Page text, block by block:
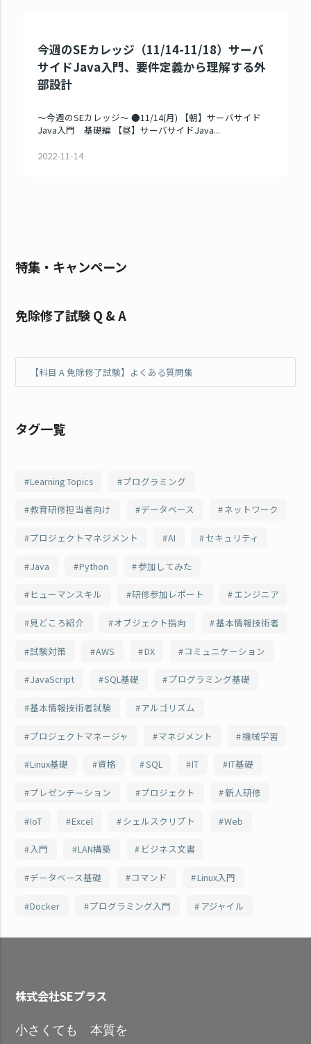
今週のSEカレッジ（11/14-11/18）サーバ
サイドJava入門、要件定義から理解する外
部設計
～今週のSEカレッジ～ ●11/14(月) 【朝】サーバサイド
Java入門 基礎編 【昼】サーバサイドJava...
2022-11-14
特集・キャンペーン
免除修了試験 Q & A
【科目 A 免除修了試験】よくある質問集
タグ一覧
Learning Topics プログラミング
教育研修担当者向け データベース ネットワーク
プロジェクトマネジメント AI セキュリティ
Java Python 参加してみた
ヒューマンスキル 研修参加レポート エンジニア
見どころ紹介 オブジェクト指向 基本情報技術者
試験対策 AWS DX コミュニケーション
JavaScript SQL基礎 プログラミング基礎
基本情報技術者試験 アルゴリズム
プロジェクトマネージャ マネジメント 機械学習
Linux基礎 資格 SQL IT IT基礎
プレゼンテーション プロジェクト 新人研修
IoT Excel シェルスクリプト Web
入門 LAN構築 ビジネス文書
データベース基礎 コマンド Linux入門
Docker プログラミング入門 アジャイル
株式会社SEプラス
小さくても 本質を